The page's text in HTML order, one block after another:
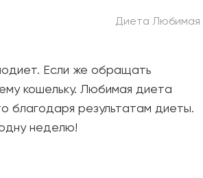
Диета Любимая
Если же обращать
кошельку. Любимая диета
благодаря результатам диеты.
неделю!